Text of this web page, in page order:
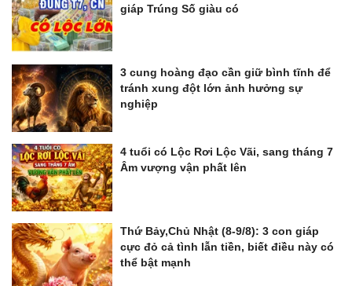
giáp Trúng Số giàu có
3 cung hoàng đạo cần giữ bình tĩnh để
tránh xung đột lớn ảnh hưởng sự
nghiệp
4 tuổi có Lộc Rơi Lộc Vãi, sang tháng 7
Âm vượng vận phất lên
Thứ Bảy,Chủ Nhật (8-9/8): 3 con giáp
cực đỏ cả tình lẫn tiền, biết điều này có
thể bật mạnh